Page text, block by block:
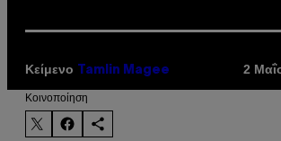
Κείμενο Tamlin Magee 2
Kοινοποίηση